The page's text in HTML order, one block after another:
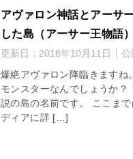
アヴァロン神話とアーサ
した島（アーサー王物語
更新日： 2018年10月11日 公
爆絶アヴァロン降臨きますね
モンスターなんでしょうか
説の島の名前です。 ここま
ディアに詳 […]